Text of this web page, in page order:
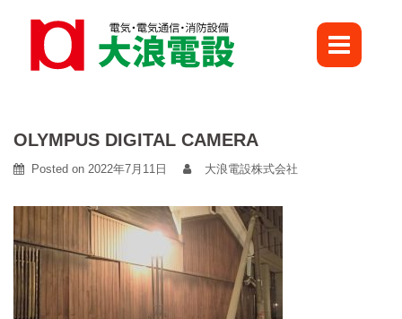
content
OLYMPUS DIGITAL CAMERA
Posted on 2022年7月11日 大浪電設株式会社